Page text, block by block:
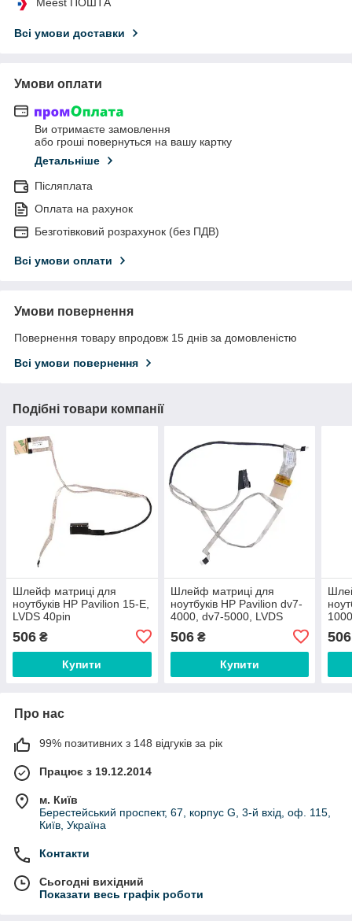
Всі умови доставки
Умови оплати
Ви отримаєте замовлення
або гроші повернуться на вашу картку
Детальніше
Післяплата
Оплата на рахунок
Безготівковий розрахунок (без ПДВ)
Всі умови оплати
Умови повернення
Повернення товару впродовж 15 днів за домовленістю
Всі умови повернення
Подібні товари компанії
Шлейф матриці для
ноутбуків HP Pavilion 15-E,
LVDS 40pin
506 ₴
Купити
Шлейф матриці для
ноутбуків HP Pavilion dv7-
4000, dv7-5000, LVDS
506₴
Купити
506
Про нас
99% позитивних з 148 відгуків за рік
Працює з 19.12.2014
м. Київ
Берестейський проспект, 67, корпус G, 3-й вхід, оф. 115,
Київ, Україна
Контакти
Сьогодні вихідний
Показати весь графік роботи